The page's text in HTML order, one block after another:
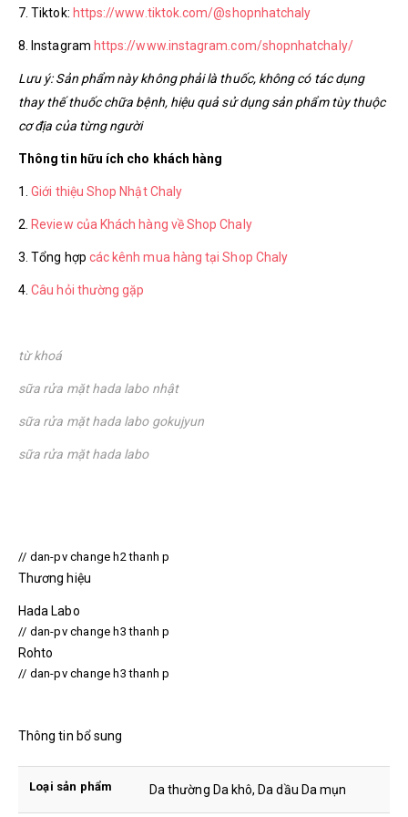
7. Tiktok: https://www.tiktok.com/@shopnhatchaly
8. Instagram https://www.instagram.com/shopnhatchaly/
Lưu ý: Sản phẩm này không phải là thuốc, không có tác dụng
thay thế thuốc chữa bệnh, hiệu quả sử dụng sản phẩm tùy thuộc
cơ địa của từng người
Thông tin hữu ích cho khách hàng
1.Giới thiệu Shop Nhật Chaly
2. Review của Khách hàng về Shop Chaly
3. Tổng hợp các kênh mua hàng tại Shop Chaly
4.Câu hỏi thường gặp
từ khoá
sữa rửa mặt hada labo nhật
sữa rửa mặt hada labo gokujyun
sữa rửa mặt hada labo
// dan-pv change h2 thanh p
Thương hiệu
Hada Labo
// dan-pv change h3 thanh p
Rohto
// dan-pv change h3 thanh p
Thông tin bổ sung
Loại sản phẩm Da thường Da khô, Da dầu Da mụn